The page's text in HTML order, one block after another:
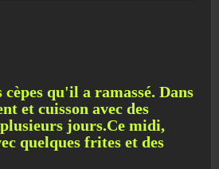
qu'il a ramassé. Dans
et cuisson avec des
jours.Ce midi,
quelques frites et des